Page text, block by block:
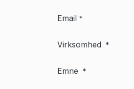
Email *
Virksomhed *
Emne *